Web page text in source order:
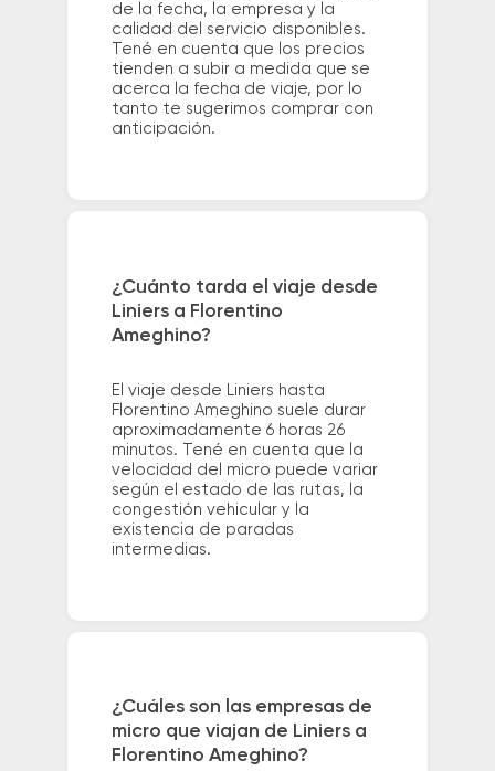
de la fecha, la empresa y la
calidad del servicio disponibles.
Tené en cuenta que los precios
tienden a subir a medida que se
acerca la fecha de viaje, por lo
tanto te sugerimos comprar con
anticipación.
¿Cuánto tarda el viaje desde
Liniers a Florentino
Ameghino?
El viaje desde Liniers hasta
Florentino Ameghino suele durar
aproximadamente 6 horas 26
minutos. Tené en cuenta que la
velocidad del micro puede variar
según el estado de las rutas, la
congestión vehicular y la
existencia de paradas
intermedias.
¿Cuáles son las empresas de
micro que viajan de Liniers a
Florentino Ameghino?